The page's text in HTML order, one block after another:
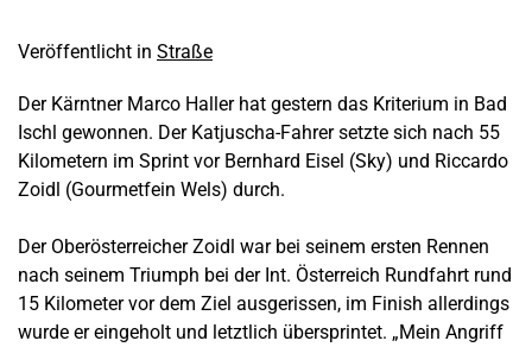
Veröffentlicht in Straße
Der Kärntner Marco Haller hat gestern das Kriterium in Bad
Ischl gewonnen. Der Katjuscha-Fahrer setzte sich nach 55
Kilometern im Sprint vor Bernhard Eisel (Sky) und Riccardo
Zoidl (Gourmetfein Wels) durch.
Der Oberösterreicher Zoidl war bei seinem ersten Rennen
nach seinem Triumph bei der Int. Österreich Rundfahrt rund
15 Kilometer vor dem Ziel ausgerissen, im Finish allerdings
wurde er eingeholt und letztlich übersprintet. „Mein Angriff